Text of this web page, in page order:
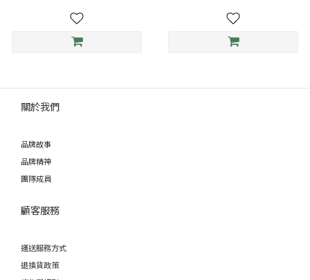
關於我們
品牌故事
品牌精神
團隊成員
顧客服務
運送服務方式
退換貨政策